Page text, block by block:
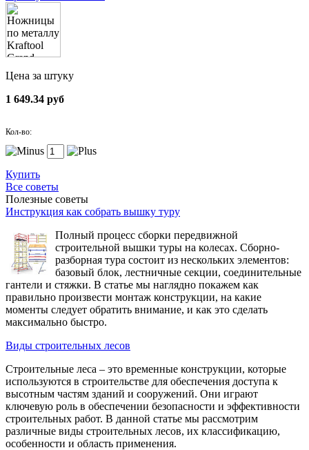
Цена за штуку
1 649.34 руб
Кол-во:
Купить
Все советы
Полезные советы
Инструкция как собрать вышку туру
Полный процесс сборки передвижной
строительной вышки туры на колесах. Сборно-
разборная тура состоит из нескольких элементов:
базовый блок, лестничные секции, соединительные
гантели и стяжки. В статье мы наглядно покажем как
правильно произвести монтаж конструкции, на какие
моменты следует обратить внимание, и как это сделать
максимально быстро.
Виды строительных лесов
Строительные леса – это временные конструкции, которые
используются в строительстве для обеспечения доступа к
высотным частям зданий и сооружений. Они играют
ключевую роль в обеспечении безопасности и эффективности
строительных работ. В данной статье мы рассмотрим
различные виды строительных лесов, их классификацию,
особенности и область применения.